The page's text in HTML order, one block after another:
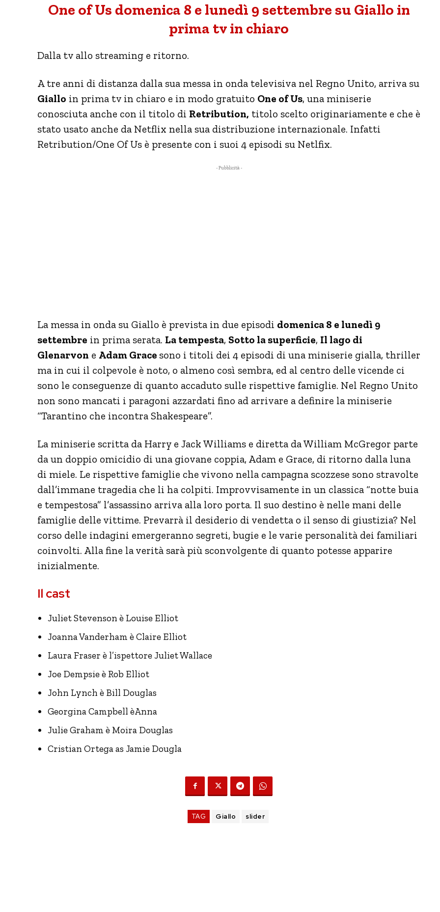
One of Us domenica 8 e lunedì 9 settembre su Giallo in
prima tv in chiaro
Dalla tv allo streaming e ritorno.
A tre anni di distanza dalla sua messa in onda televisiva nel Regno Unito, arriva su
Giallo in prima tv in chiaro e in modo gratuito One of Us, una miniserie
conosciuta anche con il titolo di Retribution, titolo scelto originariamente e che è
stato usato anche da Netflix nella sua distribuzione internazionale. Infatti
Retribution/One Of Us è presente con i suoi 4 episodi su Netlfix.
- Pubblicità -
La messa in onda su Giallo è prevista in due episodi domenica 8 e lunedì 9
settembre in prima serata. La tempesta, Sotto la superficie, Il lago di
Glenarvon e Adam Grace sono i titoli dei 4 episodi di una miniserie gialla, thriller
ma in cui il colpevole è noto, o almeno così sembra, ed al centro delle vicende ci
sono le conseguenze di quanto accaduto sulle rispettive famiglie. Nel Regno Unito
non sono mancati i paragoni azzardati fino ad arrivare a definire la miniserie
“Tarantino che incontra Shakespeare”.
La miniserie scritta da Harry e Jack Williams e diretta da William McGregor parte
da un doppio omicidio di una giovane coppia, Adam e Grace, di ritorno dalla luna
di miele. Le rispettive famiglie che vivono nella campagna scozzese sono stravolte
dall’immane tragedia che li ha colpiti. Improvvisamente in un classica “notte buia
e tempestosa” l’assassino arriva alla loro porta. Il suo destino è nelle mani delle
famiglie delle vittime. Prevarrà il desiderio di vendetta o il senso di giustizia? Nel
corso delle indagini emergeranno segreti, bugie e le varie personalità dei familiari
coinvolti. Alla fine la verità sarà più sconvolgente di quanto potesse apparire
inizialmente.
Il cast
Juliet Stevenson è Louise Elliot
Joanna Vanderham è Claire Elliot
Laura Fraser è l’ispettore Juliet Wallace
Joe Dempsie è Rob Elliot
John Lynch è Bill Douglas
Georgina Campbell èAnna
Julie Graham è Moira Douglas
Cristian Ortega as Jamie Dougla
TAG Giallo slider